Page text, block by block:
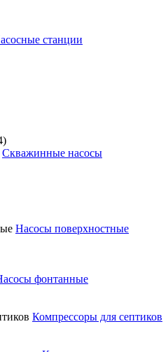
станции
Скважинные насосы
Насосы поверхностные
фонтанные
Компрессоры для септиков